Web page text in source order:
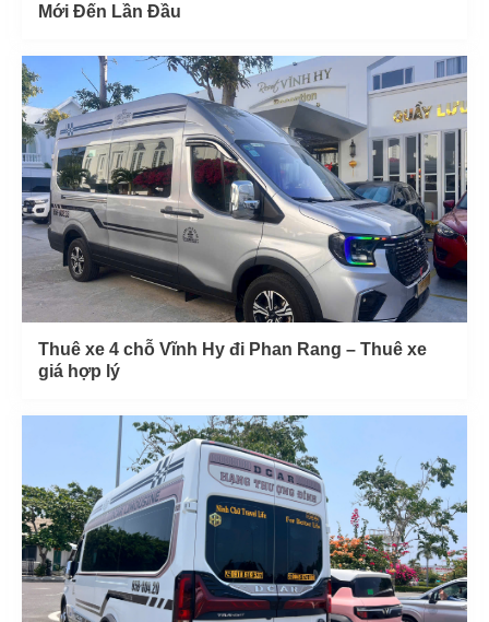
Mới Đến Lần Đầu
Thuê xe 4 chỗ Vĩnh Hy đi Phan Rang – Thuê xe
giá hợp lý